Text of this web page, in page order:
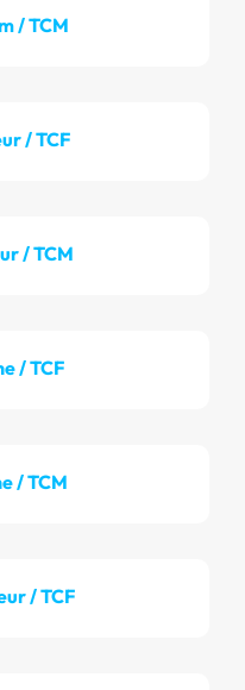
/ TCM
/ TCF
/ TCM
/ TCF
/ TCM
/ TCF